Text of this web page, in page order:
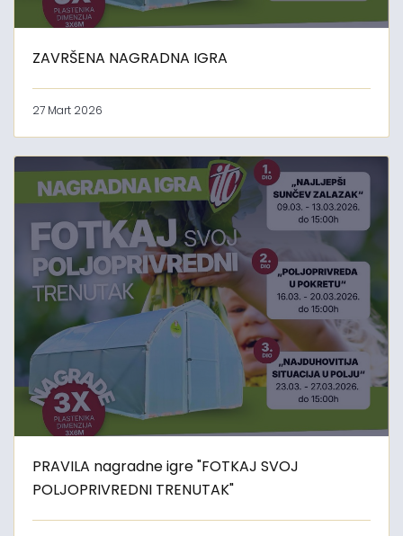
ZAVRŠENA NAGRADNA IGRA
27 Mart 2026
PRAVILA nagradne igre "FOTKAJ SVOJ
POLJOPRIVREDNI TRENUTAK"